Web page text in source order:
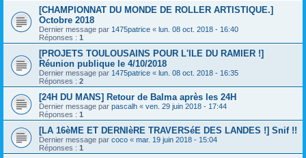
[CHAMPIONNAT DU MONDE DE ROLLER ARTISTIQUE.]
Octobre 2018
Dernier message par 1475patrice « lun. 08 oct. 2018 - 16:40
Réponses : 1
[PROJETS TOULOUSAINS POUR L'ILE DU RAMIER !]
Réunion publique le 4/10/2018
Dernier message par 1475patrice « lun. 08 oct. 2018 - 16:35
Réponses : 2
[24H DU MANS] Retour de Balma après les 24H
Dernier message par pascalh « ven. 29 juin 2018 - 17:44
Réponses : 1
[LA 16èME ET DERNIèRE TRAVERSéE DES LANDES !] Snif !!
Dernier message par coco « mar. 19 juin 2018 - 15:04
Réponses : 1